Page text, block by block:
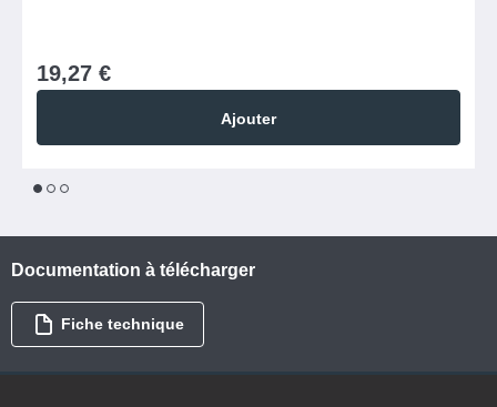
19,27 €
Ajouter
1 2
Documentation à télécharger
Fiche technique